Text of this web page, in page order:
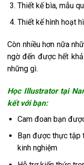
Thiết kế bìa, mẫu
Thiết kế hình hoạt
Còn nhiều hơn nữa
ngờ đến được hết
những gì.
Học Illustrator tại
kết với bạn:
Cam đoan bạn
Bạn được thực tập
kinh nghiệm